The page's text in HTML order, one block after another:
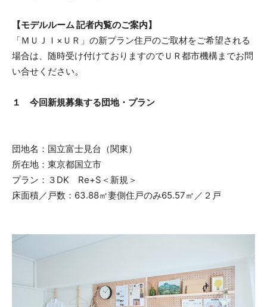
【モデルルーム 記者内覧のご案内】
「ＭＵＪＩ×ＵＲ」の新プラン住戸のご取材をご希望される
場合は、随時受け付けておりますのでＵＲ都市機構までお問
い合せください。
１ 今回新規募集する団地・プラン
団地名：国立富士見台（関東）
所在地：東京都国立市
プラン：３DK Re+S＜新規＞
床面積／戸数：63.88㎡妻側住戸のみ65.57㎡／２戸